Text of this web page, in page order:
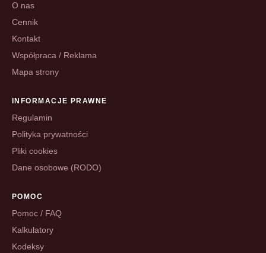
O nas
Cennik
Kontakt
Współpraca / Reklama
Mapa strony
INFORMACJE PRAWNE
Regulamin
Polityka prywatności
Pliki cookies
Dane osobowe (RODO)
POMOC
Pomoc / FAQ
Kalkulatory
Kodeksy